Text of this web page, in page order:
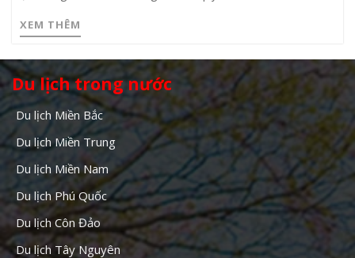
XEM THÊM
Du lịch trong nước
Du lịch Miền Bắc
Du lịch Miền Trung
Du lịch Miền Nam
Du lịch Phú Quốc
Du lịch Côn Đảo
Du lịch Tây Nguyên